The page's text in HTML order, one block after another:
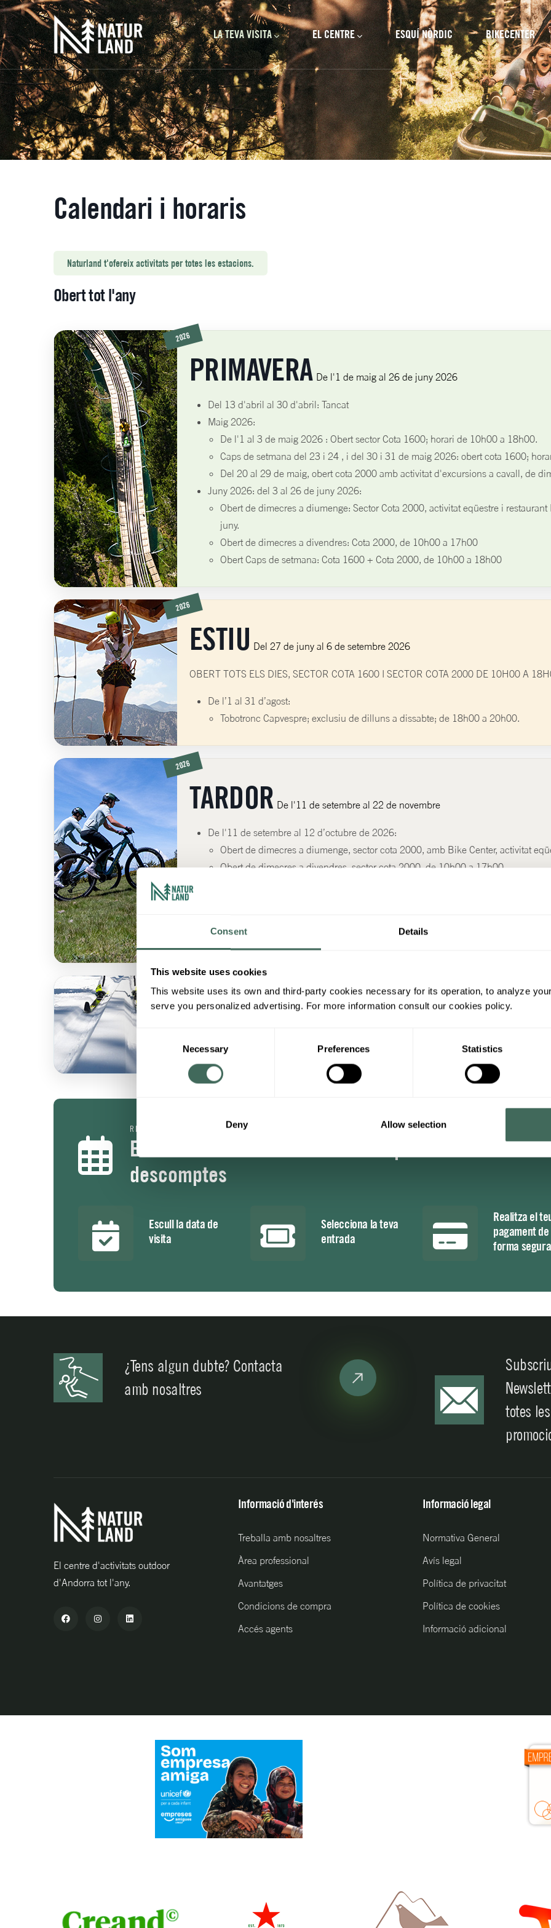
Consent Details
This website uses cookies
This website uses its own and third-party cookies necessary for its operation, to analyze
serve you personalized advertising. For more information consult our cookies policy.
Selection
Necessary Preferences Statistics
Deny Allow selection
Vés al contingut Navegación principal
LA TEVA VISITA EL CENTRE ESQUÍ NÒRDIC BIKECENTER
Calendari i horaris
Naturland t'ofereix activitats per totes les estacions.
Obert tot l'any
2026
PRIMAVERA De l'1 de maig al 26 de juny 2026
Del 13 d'abril al 30 d'abril: Tancat
Maig 2026:
De l'1 al 3 de maig 2026 : Obert sector Cota 1600; horari de 10h00 a 18h00.
Caps de setmana del 23 i 24 , i del 30 i 31 de maig 2026: obert cota 1600;
Del 20 al 29 de maig, obert cota 2000 amb activitat d'excursions a cavall, de
Juny 2026: del 3 al 26 de juny 2026:
Obert de dimecres a diumenge: Sector Cota 2000, activitat eqüestre i
juny.
Obert de dimecres a divendres: Cota 2000, de 10h00 a 17h00
Obert Caps de setmana: Cota 1600 + Cota 2000, de 10h00 a 18h00
2026
ESTIU Del 27 de juny al 6 de setembre 2026
OBERT TOTS ELS DIES, SECTOR COTA 1600 I SECTOR COTA 2000 DE 10H00 A
De l’1 al 31 d’agost:
Tobotronc Capvespre; exclusiu de dilluns a dissabte; de 18h00 a 20h00.
2026
TARDOR De l'11 de setembre al 22 de novembre
De l'11 de setembre al 12 d’octubre de 2026:
Obert de dimecres a diumenge, sector cota 2000, amb Bike Center, activitat
Obert de dimecres a divendres, sector cota 2000, de 10h00 a 17h00
Obert tots els caps de setmana, sector cota 1600, de 10h00 a 17h00.
2026-27
HIVERN
RESERVA LA TEVA VISITA
Escull la data de la teva visita i aprofita els nostres
descomptes
Escull la data de
visita
Selecciona la teva
entrada
Realitza el
pagament de
forma segura
¿Tens algun dubte? Contacta
amb nosaltres
totes
El centre d'activitats outdoor
d'Andorra tot l'any.
Informació d'interés
Treballa amb nosaltres
Àrea professional
Avantatges
Condicions de compra
Accés agents
Informació legal
Normativa General
Avís legal
Política de privacitat
Política de cookies
Informació adicional